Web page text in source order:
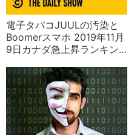
電子タバコJUULの汚染と
Boomerスマホ 2019年11月
9日カナダ急上昇ランキン